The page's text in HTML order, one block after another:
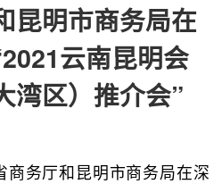
昆明市商务局在
云南昆明会
湾区）推介会”
商务厅和昆明市商务局在深